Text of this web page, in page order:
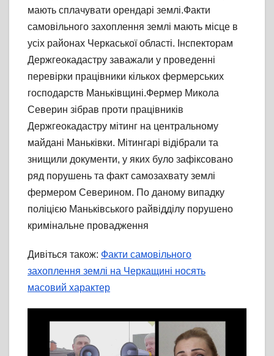
мають сплачувати орендарі землі.Факти
самовільного захоплення землі мають місце в
усіх районах Черкаської області. Інспекторам
Держгеокадастру заважали у проведенні
перевірки працівники кількох фермерських
господарств Маньківщині.Фермер Микола
Северин зібрав проти працівників
Держгеокадастру мітинг на центральному
майдані Маньківки. Мітингарі відібрали та
знищили документи, у яких було зафіксовано
ряд порушень та факт самозахвату землі
фермером Северином. По даному випадку
поліцією Маньківського райвідділу порушено
кримінальне провадження
Дивіться також: Факти самовільного
захоплення землі на Черкащині носять
масовий характер